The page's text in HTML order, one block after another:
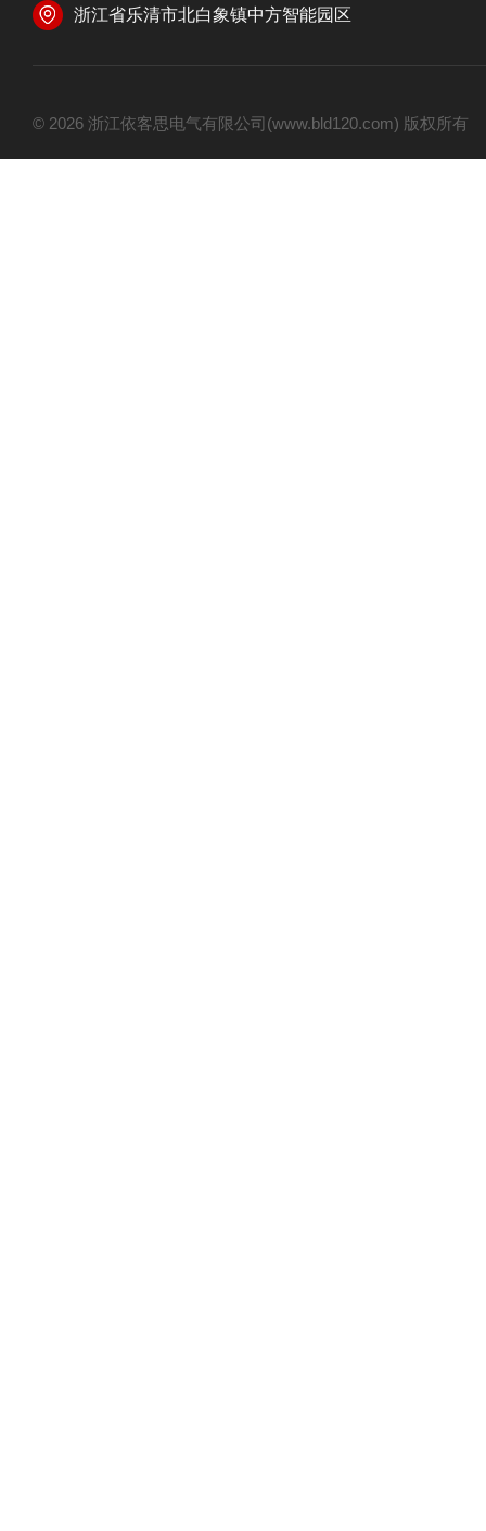
浙江省乐清市北白象镇中方智能园区
© 2026 浙江依客思电气有限公司(www.bld120.com) 版权所有